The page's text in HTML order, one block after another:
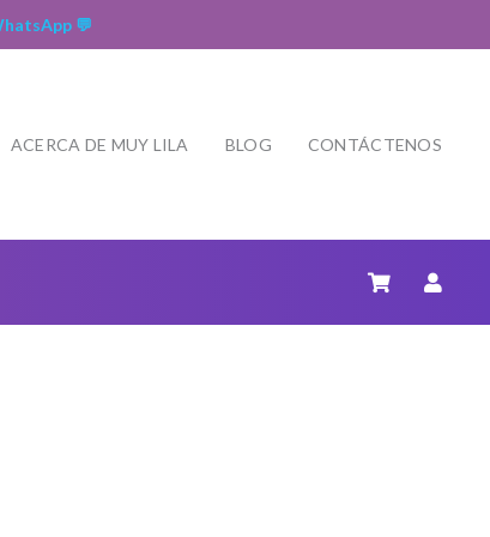
💬
ACERCA DE MUY LILA BLOG CONTÁCTENOS